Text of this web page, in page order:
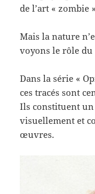
de l’art « zombie
Mais la nature
voyons le rôle du
Dans la série «
ces tracés sont
Ils constituent
visuellement et
œuvres.